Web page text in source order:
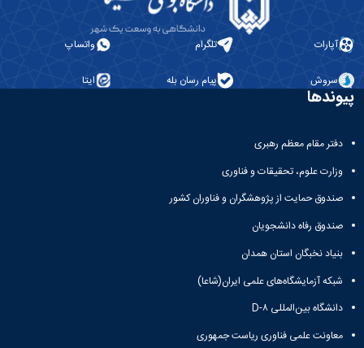
تماس
دانشگاه
آپارات تلگرام واتساپ
سروش پیام رسان بله ایتا
پیوندها
دفتر مقام معظم رهبری
وزارت علوم، تحقیقات و فناوری
صندوق حمایت از پژوهشگران و فناوران کشور
صندوق رفاه دانشجویان
بنیاد نخبگان استان همدان
شبکه آزمایشگاه‌های علمی ایران(شاعا)
دانشگاه بین‌المللی D-۸
معاونت علمی فناوری ریاست جمهوری